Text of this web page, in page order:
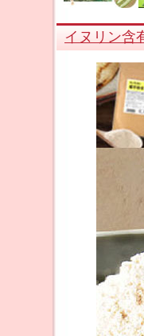
イヌリン含